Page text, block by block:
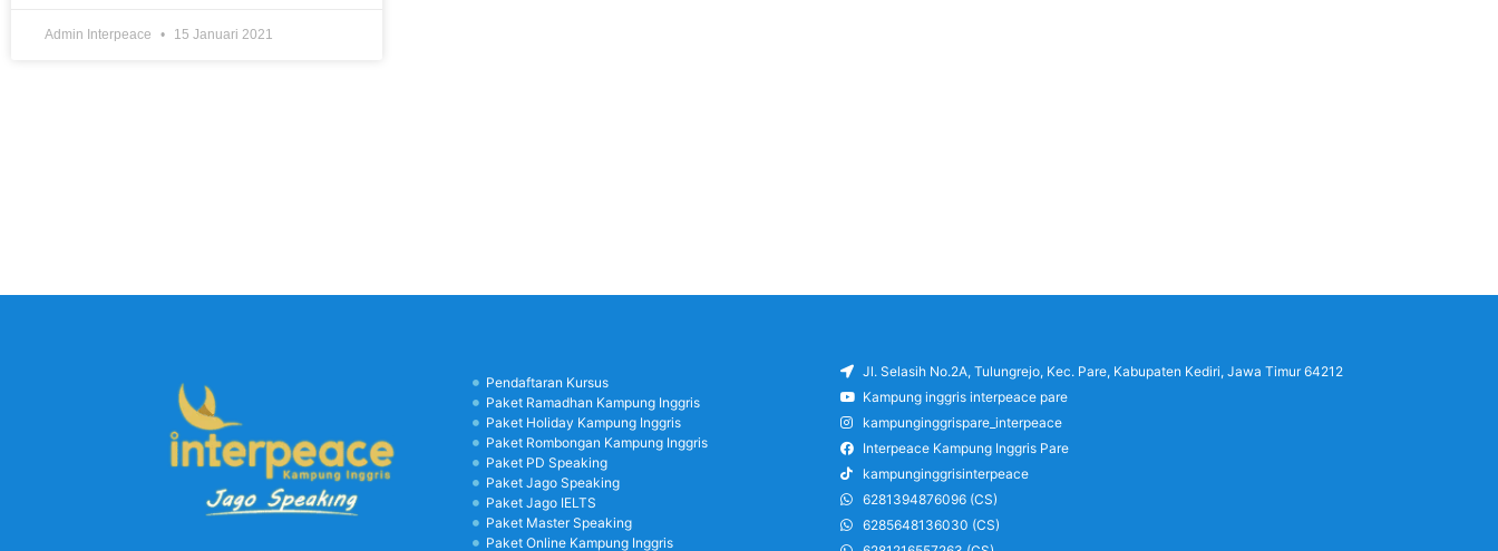
Admin Interpeace 15 Januari 2021
Pendaftaran Kursus
Paket Ramadhan Kampung Inggris
Paket Holiday Kampung Inggris
Paket Rombongan Kampung Inggris
Paket PD Speaking
Paket Jago Speaking
Paket Jago IELTS
Paket Master Speaking
Paket Online Kampung Inggris
Jl. Selasih No.2A, Tulungrejo, Kec. Pare, Kabupaten Kediri, Jawa Timur 64212
Kampung inggris interpeace pare
kampunginggrispare_interpeace
Interpeace Kampung Inggris Pare
kampunginggrisinterpeace
6281394876096 (CS)
6285648136030 (CS)